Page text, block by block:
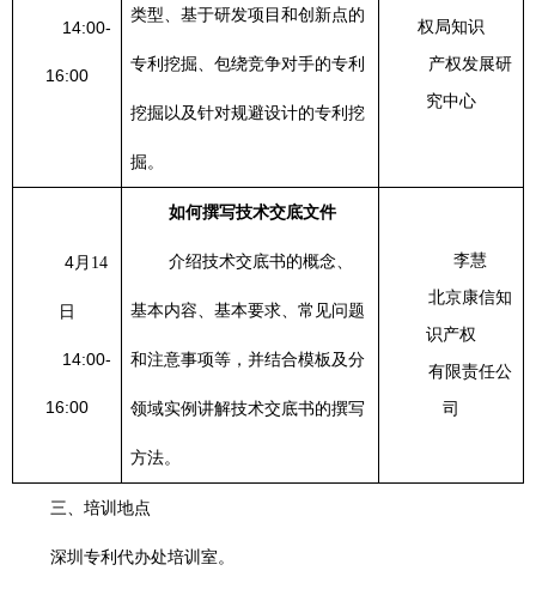
14:00-
16:00
类型、基于研发项目和创新点的
专利挖掘、包绕竞争对手的专利
挖掘以及针对规避设计的专利挖
掘。
权局知识
产权发展研
究中心
4月 14
日
14:00-
16:00
如何撰写技术交底文件
介绍技术交底书的概念、
基本内容、基本要求、常见问题
和注意事项等，并结合模板及分
领域实例讲解技术交底书的撰写
方法。
李慧
北京康信知
识产权
有限责任公
司
三、培训地点
深圳专利代办处培训室。